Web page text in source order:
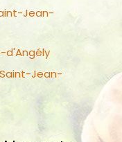
Jean-
d'Angély
Jean-